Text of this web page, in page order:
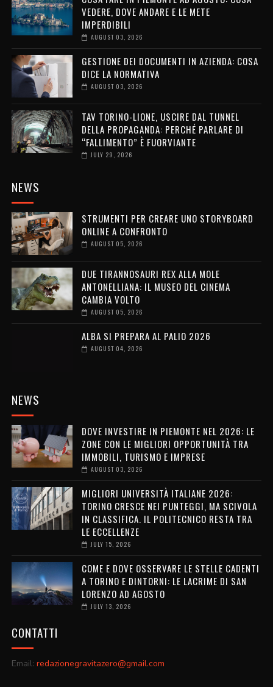
VEDERE, DOVE ANDARE E LE METE
IMPERDIBILI
AUGUST 03, 2026
GESTIONE DEI DOCUMENTI IN AZIENDA: COSA
DICE LA NORMATIVA
AUGUST 03, 2026
TAV TORINO-LIONE, USCIRE DAL TUNNEL
DELLA PROPAGANDA: PERCHÉ PARLARE DI
“FALLIMENTO” È FUORVIANTE
JULY 29, 2026
NEWS
STRUMENTI PER CREARE UNO STORYBOARD
ONLINE A CONFRONTO
AUGUST 05, 2026
DUE TIRANNOSAURI REX ALLA MOLE
ANTONELLIANA: IL MUSEO DEL CINEMA
CAMBIA VOLTO
AUGUST 05, 2026
ALBA SI PREPARA AL PALIO 2026
AUGUST 04, 2026
NEWS
DOVE INVESTIRE IN PIEMONTE NEL 2026: LE
ZONE CON LE MIGLIORI OPPORTUNITÀ TRA
IMMOBILI, TURISMO E IMPRESE
AUGUST 03, 2026
MIGLIORI UNIVERSITÀ ITALIANE 2026:
TORINO CRESCE NEI PUNTEGGI, MA SCIVOLA
IN CLASSIFICA. IL POLITECNICO RESTA TRA
LE ECCELLENZE
JULY 15, 2026
COME E DOVE OSSERVARE LE STELLE CADENTI
A TORINO E DINTORNI: LE LACRIME DI SAN
LORENZO AD AGOSTO
JULY 13, 2026
CONTATTI
Email: redazionegravitazero@gmail.com